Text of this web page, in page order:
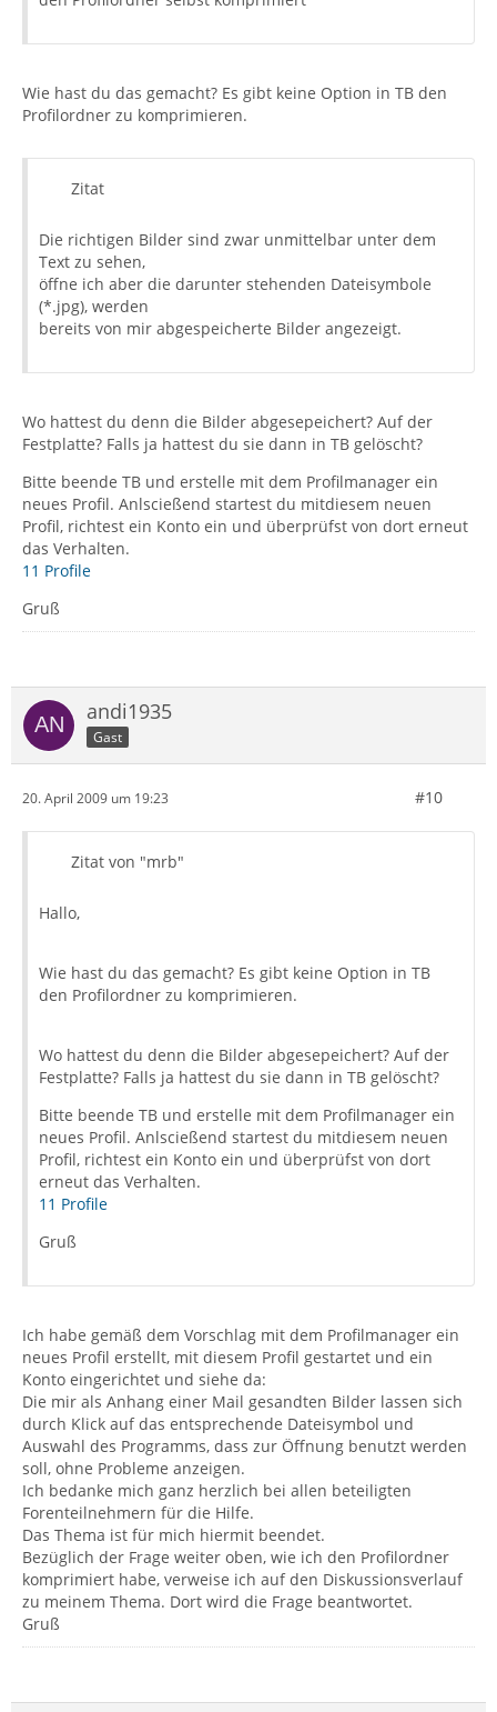
Wie hast du das gemacht? Es gibt keine Option in TB den
Profilordner zu komprimieren.
Zitat
Die richtigen Bilder sind zwar unmittelbar unter dem
Text zu sehen,
öffne ich aber die darunter stehenden Dateisymbole
(*.jpg), werden
bereits von mir abgespeicherte Bilder angezeigt.
Wo hattest du denn die Bilder abgesepeichert? Auf der
Festplatte? Falls ja hattest du sie dann in TB gelöscht?
Bitte beende TB und erstelle mit dem Profilmanager ein
neues Profil. Anlscießend startest du mitdiesem neuen
Profil, richtest ein Konto ein und überprüfst von dort erneut
das Verhalten.
11 Profile
Gruß
andi1935
Gast
20. April 2009 um 19:23 #10
Zitat von "mrb"
Hallo,
Wie hast du das gemacht? Es gibt keine Option in TB
den Profilordner zu komprimieren.
Wo hattest du denn die Bilder abgesepeichert? Auf der
Festplatte? Falls ja hattest du sie dann in TB gelöscht?
Bitte beende TB und erstelle mit dem Profilmanager ein
neues Profil. Anlscießend startest du mitdiesem neuen
Profil, richtest ein Konto ein und überprüfst von dort
erneut das Verhalten.
11 Profile
Gruß
Ich habe gemäß dem Vorschlag mit dem Profilmanager ein
neues Profil erstellt, mit diesem Profil gestartet und ein
Konto eingerichtet und siehe da:
Die mir als Anhang einer Mail gesandten Bilder lassen sich
durch Klick auf das entsprechende Dateisymbol und
Auswahl des Programms, dass zur Öffnung benutzt werden
soll, ohne Probleme anzeigen.
Ich bedanke mich ganz herzlich bei allen beteiligten
Forenteilnehmern für die Hilfe.
Das Thema ist für mich hiermit beendet.
Bezüglich der Frage weiter oben, wie ich den Profilordner
komprimiert habe, verweise ich auf den Diskussionsverlauf
zu meinem Thema. Dort wird die Frage beantwortet.
Gruß